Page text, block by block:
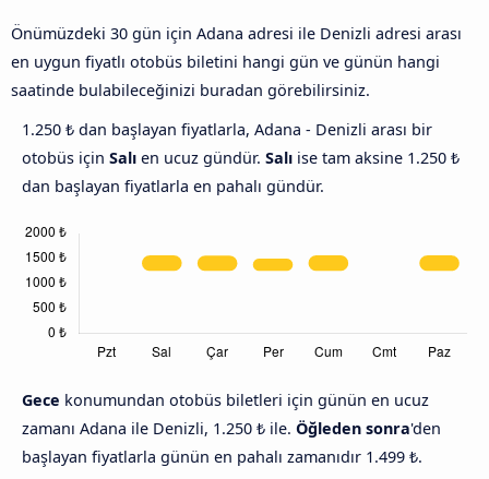
Önümüzdeki 30 gün için Adana adresi ile Denizli adresi arası
en uygun fiyatlı otobüs biletini hangi gün ve günün hangi
saatinde bulabileceğinizi buradan görebilirsiniz.
1.250 ₺ dan başlayan fiyatlarla, Adana - Denizli arası bir
otobüs için Salı en ucuz gündür. Salı ise tam aksine 1.250 ₺
dan başlayan fiyatlarla en pahalı gündür.
Gece konumundan otobüs biletleri için günün en ucuz
zamanı Adana ile Denizli, 1.250 ₺ ile. Öğleden sonra'den
başlayan fiyatlarla günün en pahalı zamanıdır 1.499 ₺.